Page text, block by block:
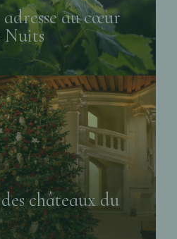
au cœur
Nuits
châteaux du